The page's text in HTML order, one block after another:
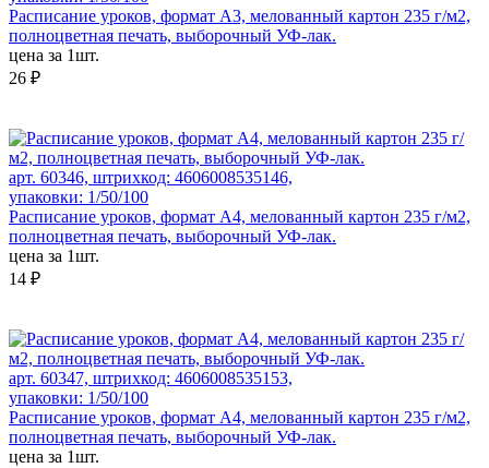
Расписание уроков, формат А3, мелованный картон 235 г/м2,
полноцветная печать, выборочный УФ-лак.
цена за 1шт.
26 ₽
арт. 60346, штрихкод: 4606008535146,
упаковки: 1/50/100
Расписание уроков, формат А4, мелованный картон 235 г/м2,
полноцветная печать, выборочный УФ-лак.
цена за 1шт.
14 ₽
арт. 60347, штрихкод: 4606008535153,
упаковки: 1/50/100
Расписание уроков, формат А4, мелованный картон 235 г/м2,
полноцветная печать, выборочный УФ-лак.
цена за 1шт.